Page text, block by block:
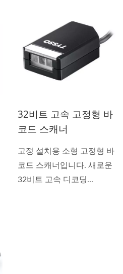
32비트 고속 고정형 바
코드 스캐너
고정 설치용 소형 고정형 바
코드 스캐너입니다. 새로운
32비트 고속 디코딩...